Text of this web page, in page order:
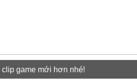
game mới hơn nhé!